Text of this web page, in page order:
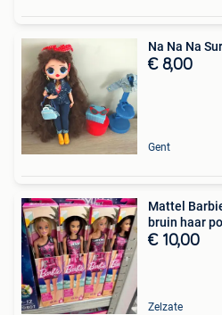
Na Na Na
€ 8,00
Gent
Mattel
bruin haar
€ 10,00
Zelzate